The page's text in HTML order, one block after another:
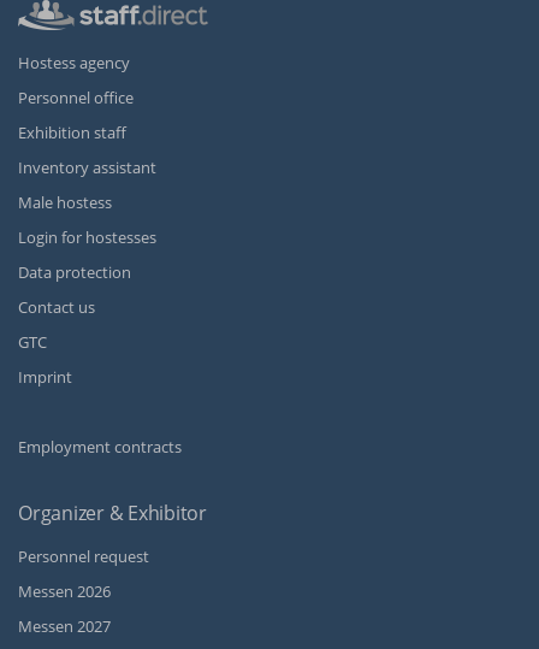
Hostess agency
Personnel office
Exhibition staff
Inventory assistant
Male hostess
Login for hostesses
Data protection
Contact us
GTC
Imprint
Employment contracts
Organizer & Exhibitor
Personnel request
Messen 2026
Messen 2027